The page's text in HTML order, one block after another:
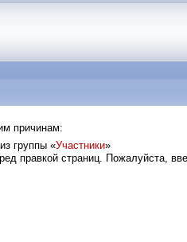
причинам:
группы «Участники»
правкой страниц. Пожалуйста,